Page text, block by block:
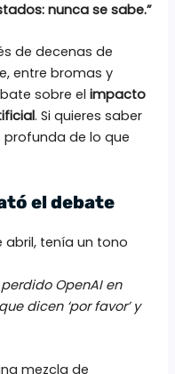
nunca se sabe.”
de decenas de
entre bromas y
sobre elimpacto
. Si quieres saber
de lo que
el debate
abril, tenía un tono
OpenAI en
dicen ‘por favor’ y
mezcla de